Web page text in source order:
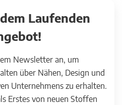
Laufenden
Newsletter an, um
über Nähen, Design und
Unternehmens zu erhalten.
Erstes von neuen Stoffen